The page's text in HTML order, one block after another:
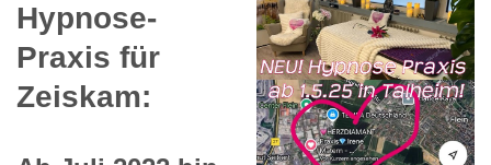
Hypnose-
Praxis für
Zeiskam: